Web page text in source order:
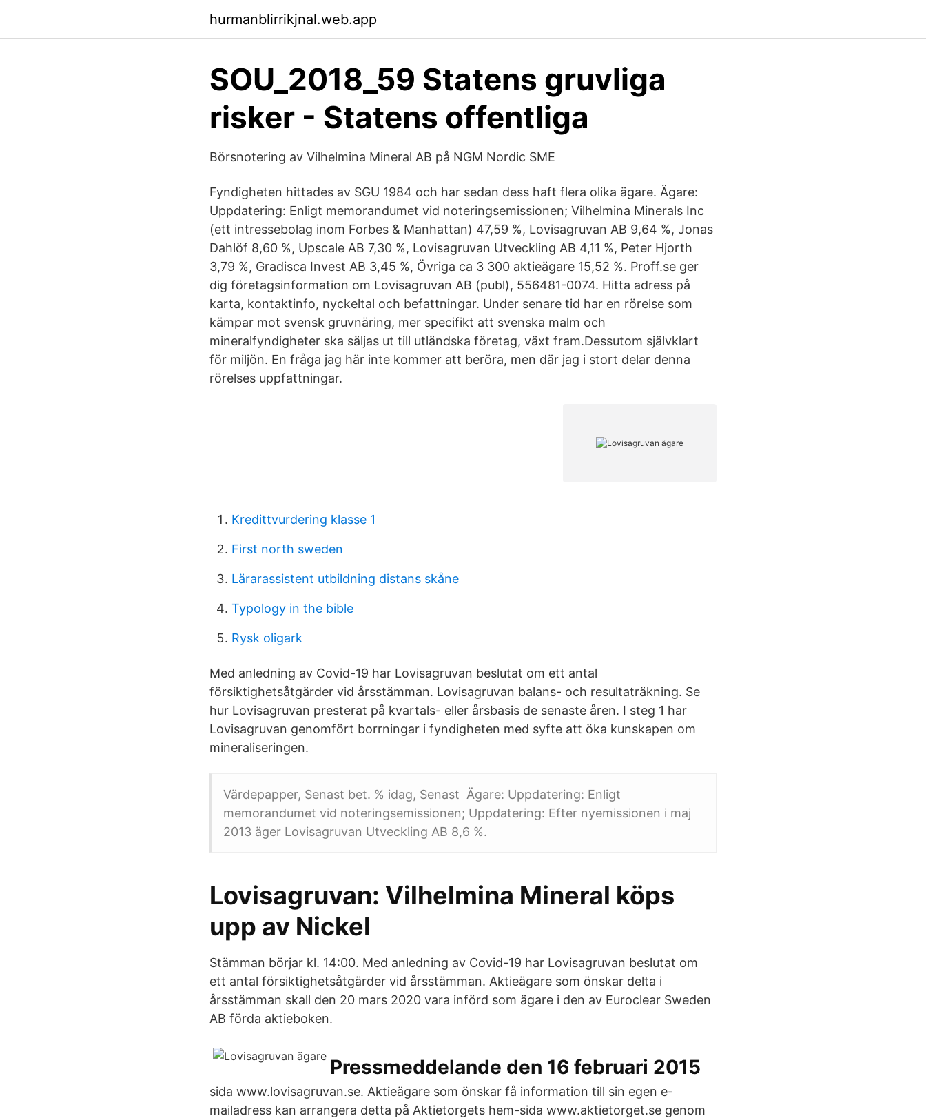
hurmanblirrikjnal.web.app
SOU_2018_59 Statens gruvliga
risker - Statens offentliga
Börsnotering av Vilhelmina Mineral AB på NGM Nordic SME
Fyndigheten hittades av SGU 1984 och har sedan dess haft flera olika ägare. Ägare:
Uppdatering: Enligt memorandumet vid noteringsemissionen; Vilhelmina Minerals Inc
(ett intressebolag inom Forbes & Manhattan) 47,59 %, Lovisagruvan AB 9,64 %, Jonas
Dahlöf 8,60 %, Upscale AB 7,30 %, Lovisagruvan Utveckling AB 4,11 %, Peter Hjorth
3,79 %, Gradisca Invest AB 3,45 %, Övriga ca 3 300 aktieägare 15,52 %. Proff.se ger
dig företagsinformation om Lovisagruvan AB (publ), 556481-0074. Hitta adress på
karta, kontaktinfo, nyckeltal och befattningar. Under senare tid har en rörelse som
kämpar mot svensk gruvnäring, mer specifikt att svenska malm och
mineralfyndigheter ska säljas ut till utländska företag, växt fram.Dessutom självklart
för miljön. En fråga jag här inte kommer att beröra, men där jag i stort delar denna
rörelses uppfattningar.
Kredittvurdering klasse 1
First north sweden
Lärarassistent utbildning distans skåne
Typology in the bible
Rysk oligark
Med anledning av Covid-19 har Lovisagruvan beslutat om ett antal
försiktighetsåtgärder vid årsstämman. Lovisagruvan balans- och resultaträkning. Se
hur Lovisagruvan presterat på kvartals- eller årsbasis de senaste åren. I steg 1 har
Lovisagruvan genomfört borrningar i fyndigheten med syfte att öka kunskapen om
mineraliseringen.
Värdepapper, Senast bet. % idag, Senast Ägare: Uppdatering: Enligt
memorandumet vid noteringsemissionen; Uppdatering: Efter nyemissionen i maj
2013 äger Lovisagruvan Utveckling AB 8,6 %.
Lovisagruvan: Vilhelmina Mineral köps
upp av Nickel
Stämman börjar kl. 14:00. Med anledning av Covid-19 har Lovisagruvan beslutat om
ett antal försiktighetsåtgärder vid årsstämman. Aktieägare som önskar delta i
årsstämman skall den 20 mars 2020 vara införd som ägare i den av Euroclear Sweden
AB förda aktieboken.
Pressmeddelande den 16 februari 2015
sida www.lovisagruvan.se. Aktieägare som önskar få information till sin egen e-
mailadress kan arrangera detta på Aktietorgets hem-sida www.aktietorget.se genom